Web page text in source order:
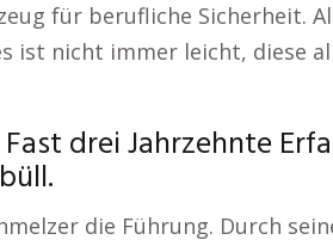
für berufliche Sicherheit.
ist nicht immer leicht, diese
drei Jahrzehnte
die Führung. Durch